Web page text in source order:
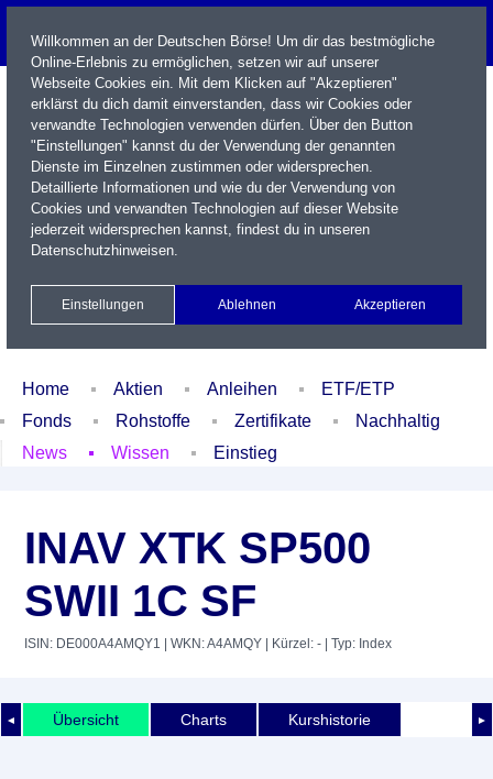
Name / WKN / ISIN / Kürzel
Xetra Realtime
Watchlist Portfolio Login
Home Aktien Anleihen
ETF/ETP
Fonds
Rohstoffe Zertifikate
Nachhaltig
News
Wissen Einstieg
INAV XTK SP500
SWII 1C SF
ISIN: DE000A4AMQY1 | WKN: A4AMQY | Kürzel: - | Typ: Index
◄ ►
Übersicht Charts Kurshistorie
Willkommen an der Deutschen Börse! Um dir das bestmögliche
Online-Erlebnis zu ermöglichen, setzen wir auf unserer
Webseite Cookies ein. Mit dem Klicken auf "Akzeptieren"
erklärst du dich damit einverstanden, dass wir Cookies oder
verwandte Technologien verwenden dürfen. Über den Button
"Einstellungen" kannst du der Verwendung der genannten
Dienste im Einzelnen zustimmen oder widersprechen.
Detaillierte Informationen und wie du der Verwendung von
Cookies und verwandten Technologien auf dieser Website
jederzeit widersprechen kannst, findest du in unseren
Datenschutzhinweisen.
Einstellungen Ablehnen Akzeptieren